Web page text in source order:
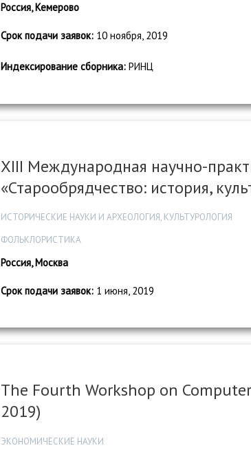
Россия, Кемерово
Срок подачи заявок: 10 ноября, 2019
Индексирование сборника: РИНЦ
XIII Международная научно-
«Старообрядчество: история,
ИСТОРИЧЕСКИЕ НАУКИ И АРХЕОЛОГИЯ, КУЛЬТУРОЛОГИЯ
ФОЛЬКЛОРИСТИКА
Россия, Москва
Срок подачи заявок: 1 июня, 2019
The Fourth Workshop on
2019)
ЭКОНОМИЧЕСКИЕ НАУКИ